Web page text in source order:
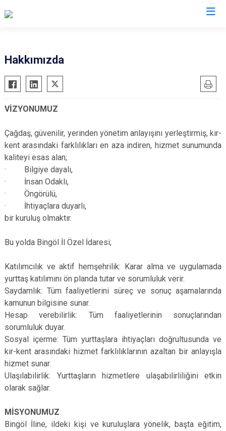
Hakkımızda
VİZYONUMUZ
Çağdaş, güvenilir, yerinden yönetim anlayışını yerleştirmiş, kır-
kent arasındaki farklılıkları en aza indiren, hizmet sunumunda
kaliteyi esas alan;
· Bilgiye dayalı,
· İnsan Odaklı,
· Öngörülü,
· İhtiyaçlara duyarlı,
bir kuruluş olmaktır.
Bu yolda Bingöl İl Özel İdaresi;
Katılımcılık ve aktif hemşehrilik: Karar alma ve uygulamada
yurttaş katılımını ön planda tutar ve sorumluluk verir.
Saydamlık: Tüm faaliyetlerini süreç ve sonuç aşamalarında
kamunun bilgisine sunar.
Hesap verebilirlik: Tüm faaliyetlerinin sonuçlarından
sorumluluk duyar.
Sosyal içerme: Tüm yurttaşlara ihtiyaçları doğrultusunda ve
kır-kent arasındaki hizmet farklılıklarının azaltan bir anlayışla
hizmet sunar.
Ulaşılabilirlik: Yurttaşların hizmetlere ulaşabilirliliğini etkin
olarak sağlar.
MİSYONUMUZ
Bingöl İline, ildeki kişi ve kuruluşlara yönelik, başta eğitim,